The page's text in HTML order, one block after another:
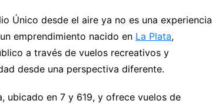
Único desde el aire ya no es una experiencia
emprendimiento nacido en La Plata,
a través de vuelos recreativos y
desde una perspectiva diferente.
ubicado en 7 y 619, y ofrece vuelos de